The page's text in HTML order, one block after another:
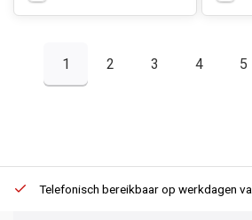
1 2 3 4 5
Telefonisch bereikbaar op werkdagen